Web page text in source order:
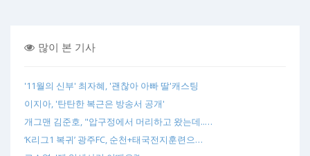
많이 본 기사
'11월의 신부' 최자혜, '괜찮아 아빠 딸'캐스팅
이지아, '탄탄한 복근은 방송서 공개'
개그맨 김준호, "압구정에서 머리하고 왔는데..…
‘K리그1 복귀’ 광주FC, 순천+태국전지훈련으…